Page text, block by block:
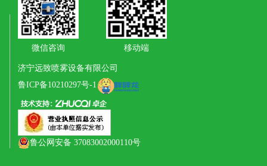
微信咨询 移动端
济宁远致喷雾设备有限公司
鲁ICP备10210297号-1
鲁公网安备 37083002000110号